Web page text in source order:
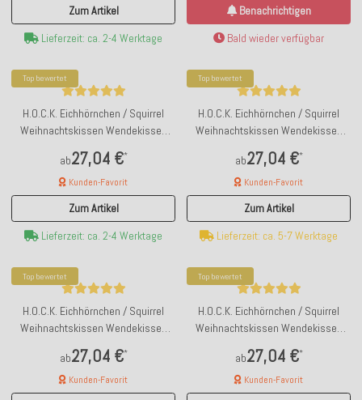
Zum Artikel
Lieferzeit: ca. 2-4 Werktage
Benachrichtigen
Bald wieder verfügbar
Top bewertet
H.O.C.K. Eichhörnchen / Squirrel
Weihnachtskissen Wendekissen
ab27,04 €*
Kunden-Favorit
Zum Artikel
Lieferzeit: ca. 2-4 Werktage
Top bewertet
H.O.C.K. Eichhörnchen / Squirrel
Weihnachtskissen Wendekissen
ab27,04 €*
Kunden-Favorit
Zum Artikel
Lieferzeit: ca. 5-7 Werktage
Top bewertet
H.O.C.K. Eichhörnchen / Squirrel
Weihnachtskissen Wendekissen
ab27,04 €*
Kunden-Favorit
Top bewertet
H.O.C.K. Eichhörnchen / Squirrel
Weihnachtskissen Wendekissen
ab27,04 €*
Kunden-Favorit